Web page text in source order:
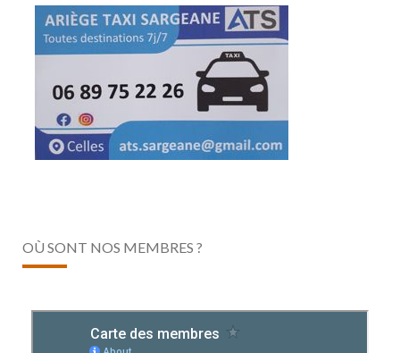
OÙ SONT NOS MEMBRES ?